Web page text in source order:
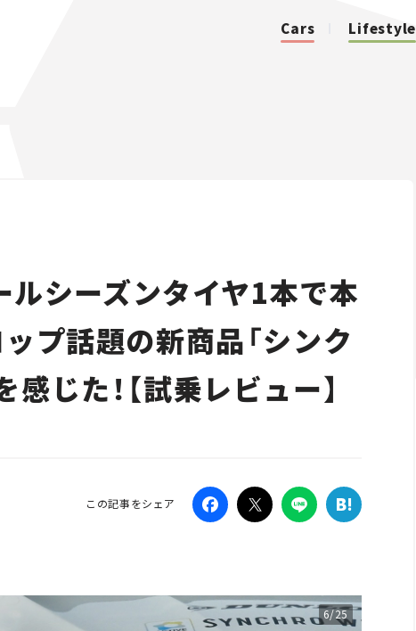
Cars Lifestyle
ルシーズンタイヤ1本で本
プ話題の新商品「シンク
じた！【試乗レビュー】
この記事をシェア
6/25
Traffic
Special
Series